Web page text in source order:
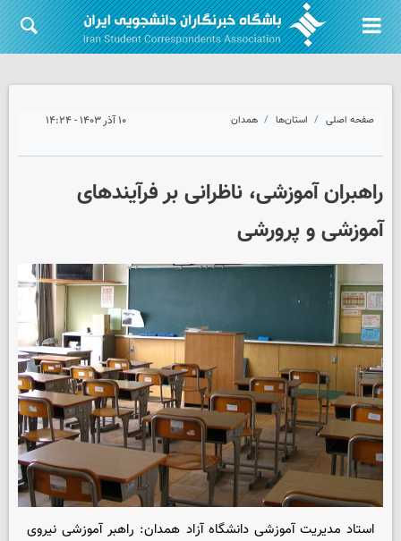
صفحه اصلی استان‌ها همدان ۱۰ آذر ۱۴۰۳ - ۱۴:۲۴
راهبران آموزشی، ناظرانی بر فرآیندهای
آموزشی و پرورشی
استاد مدیریت آموزشی دانشگاه آزاد همدان: راهبر آموزشی نیروی